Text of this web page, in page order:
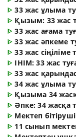
ᐈ33 жас ұлыма
ᐈ Қызым: 33 жас
ᐈ33 жас ағама
ᐈ33 жас әпкеме
ᐈ33 жас сіңіліме
ᐈ ІНІМ: 33 жас
ᐈ33 жас
ᐈ34 жас ұлыма
ᐈ Қызыма 34
ᐈ Әпке: 34 жасқа
ᐈ Мектеп
ᐈ 11 сынып